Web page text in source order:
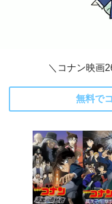
＼コナン映画
無料で